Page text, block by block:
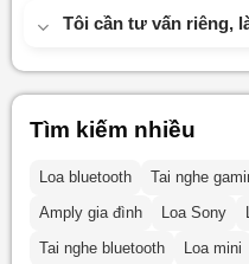
Tôi cần tư vấn riêng,
Tìm kiếm nhiều
Loa bluetooth Tai nghe
Amply gia đình
Loa Sony
Tai nghe bluetooth
Loa mini